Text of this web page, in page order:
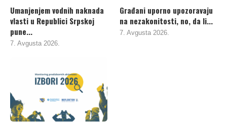
Umanjenjem vodnih naknada
vlasti u Republici Srpskoj
pune...
7. Avgusta 2026.
Građani uporno upozoravaju
na nezakonitosti, no, da li...
7. Avgusta 2026.